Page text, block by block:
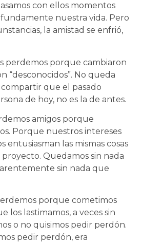
con ellos momentos
nuestra vida. Pero
la amistad se enfrió,
perdemos porque cambiaron
“desconocidos”. No queda
que el pasado
de hoy, no es la de antes.
amigos porque
Porque nuestros intereses
entusiasman las mismas cosas
Quedamos sin nada
sin nada que
porque cometimos
los lastimamos, a veces sin
o no quisimos pedir perdón.
pedir perdón, era